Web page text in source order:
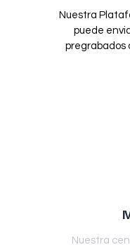
Nuestra
puede
pregrabados
Nuestra